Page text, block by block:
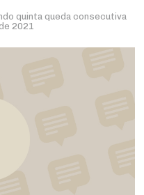
quinta queda consecutiva
2021